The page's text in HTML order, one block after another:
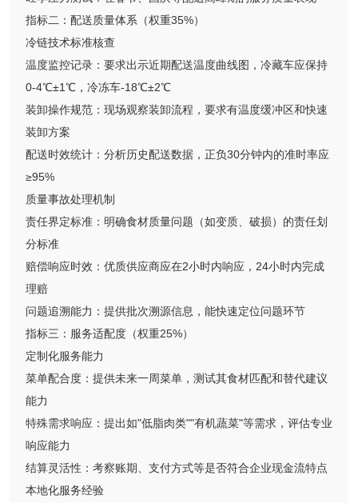
指标二：配送质量体系（权重35%）
冷链技术标准核查
温度监控记录：要求出示近期配送温度曲线图，冷藏车应保持
0-4℃±1℃，冷冻车-18℃±2℃
装卸操作规范：现场观察装卸流程，要求有温度缓冲区和快速
装卸方案
配送时效统计：分析历史配送数据，正负30分钟内的准时率应
≥95%
质量事故处理机制
责任界定标准：明确食材质量问题（如变质、破损）的责任划
分标准
赔偿响应时效：优质供应商应在2小时内响应，24小时内完成
理赔
问题追溯能力：提供批次溯源信息，能快速定位问题环节
指标三：服务适配度（权重25%）
定制化服务能力
菜单配合度：提供未来一周菜单，测试其食材匹配和替代建议
能力
特殊需求响应：提出如"低脂肉类""有机蔬菜"等需求，评估专业
响应能力
结算灵活性：考察账期、支付方式等是否符合企业现金流特点
本地化服务经验